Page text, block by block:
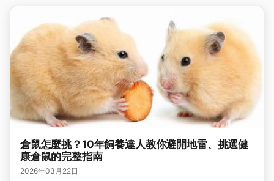
倉鼠怎麼挑？10年飼養達人教你避開地雷、挑選健
康倉鼠的完整指南
2026年03月22日